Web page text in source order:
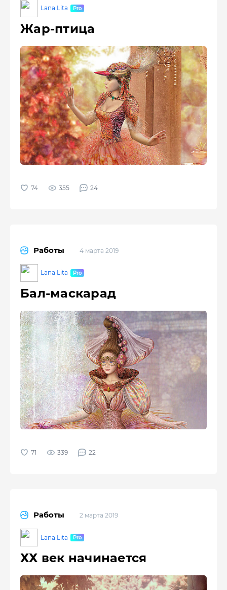
Lana Lita
Жар-птица
355 24
Работы 4 марта 2019
Lana Lita
Бал-маскарад
339 22
Работы 2 марта 2019
Lana Lita
ХХ век начинается